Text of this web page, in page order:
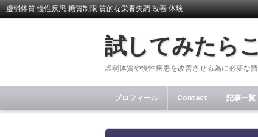
虚弱体質 慢性疾患 糖質制限 質的な栄養失調 改善 体験
試してみたら
虚弱体質や慢性疾患を改善させる為に必要な
プロフィール Contact 記事一覧